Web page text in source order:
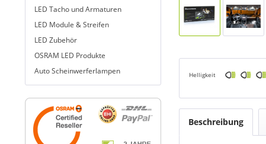
LED Tacho und Armaturen
LED Module & Streifen
LED Zubehör
OSRAM LED Produkte
Auto Scheinwerferlampen
Helligkeit
Beschreibung